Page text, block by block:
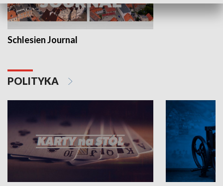
Schlesien Journal
POLITYKA